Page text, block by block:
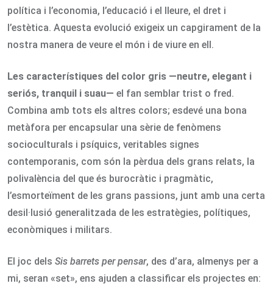
política i l’economia, l’educació i el lleure, el dret i
l’estètica. Aquesta evolució exigeix un capgirament de la
nostra manera de veure el món i de viure en ell.
Les característiques del color gris —neutre, elegant i
seriós, tranquil i suau— el fan semblar trist o fred.
Combina amb tots els altres colors; esdevé una bona
metàfora per encapsular una sèrie de fenòmens
socioculturals i psíquics, veritables signes
contemporanis, com són la pèrdua dels grans relats, la
polivalència del que és burocràtic i pragmàtic,
l’esmorteïment de les grans passions, junt amb una certa
desil·lusió generalitzada de les estratègies, polítiques,
econòmiques i militars.
El joc dels Sis barrets per pensar, des d’ara, almenys per a
mi, seran «set», ens ajuden a classificar els projectes en: